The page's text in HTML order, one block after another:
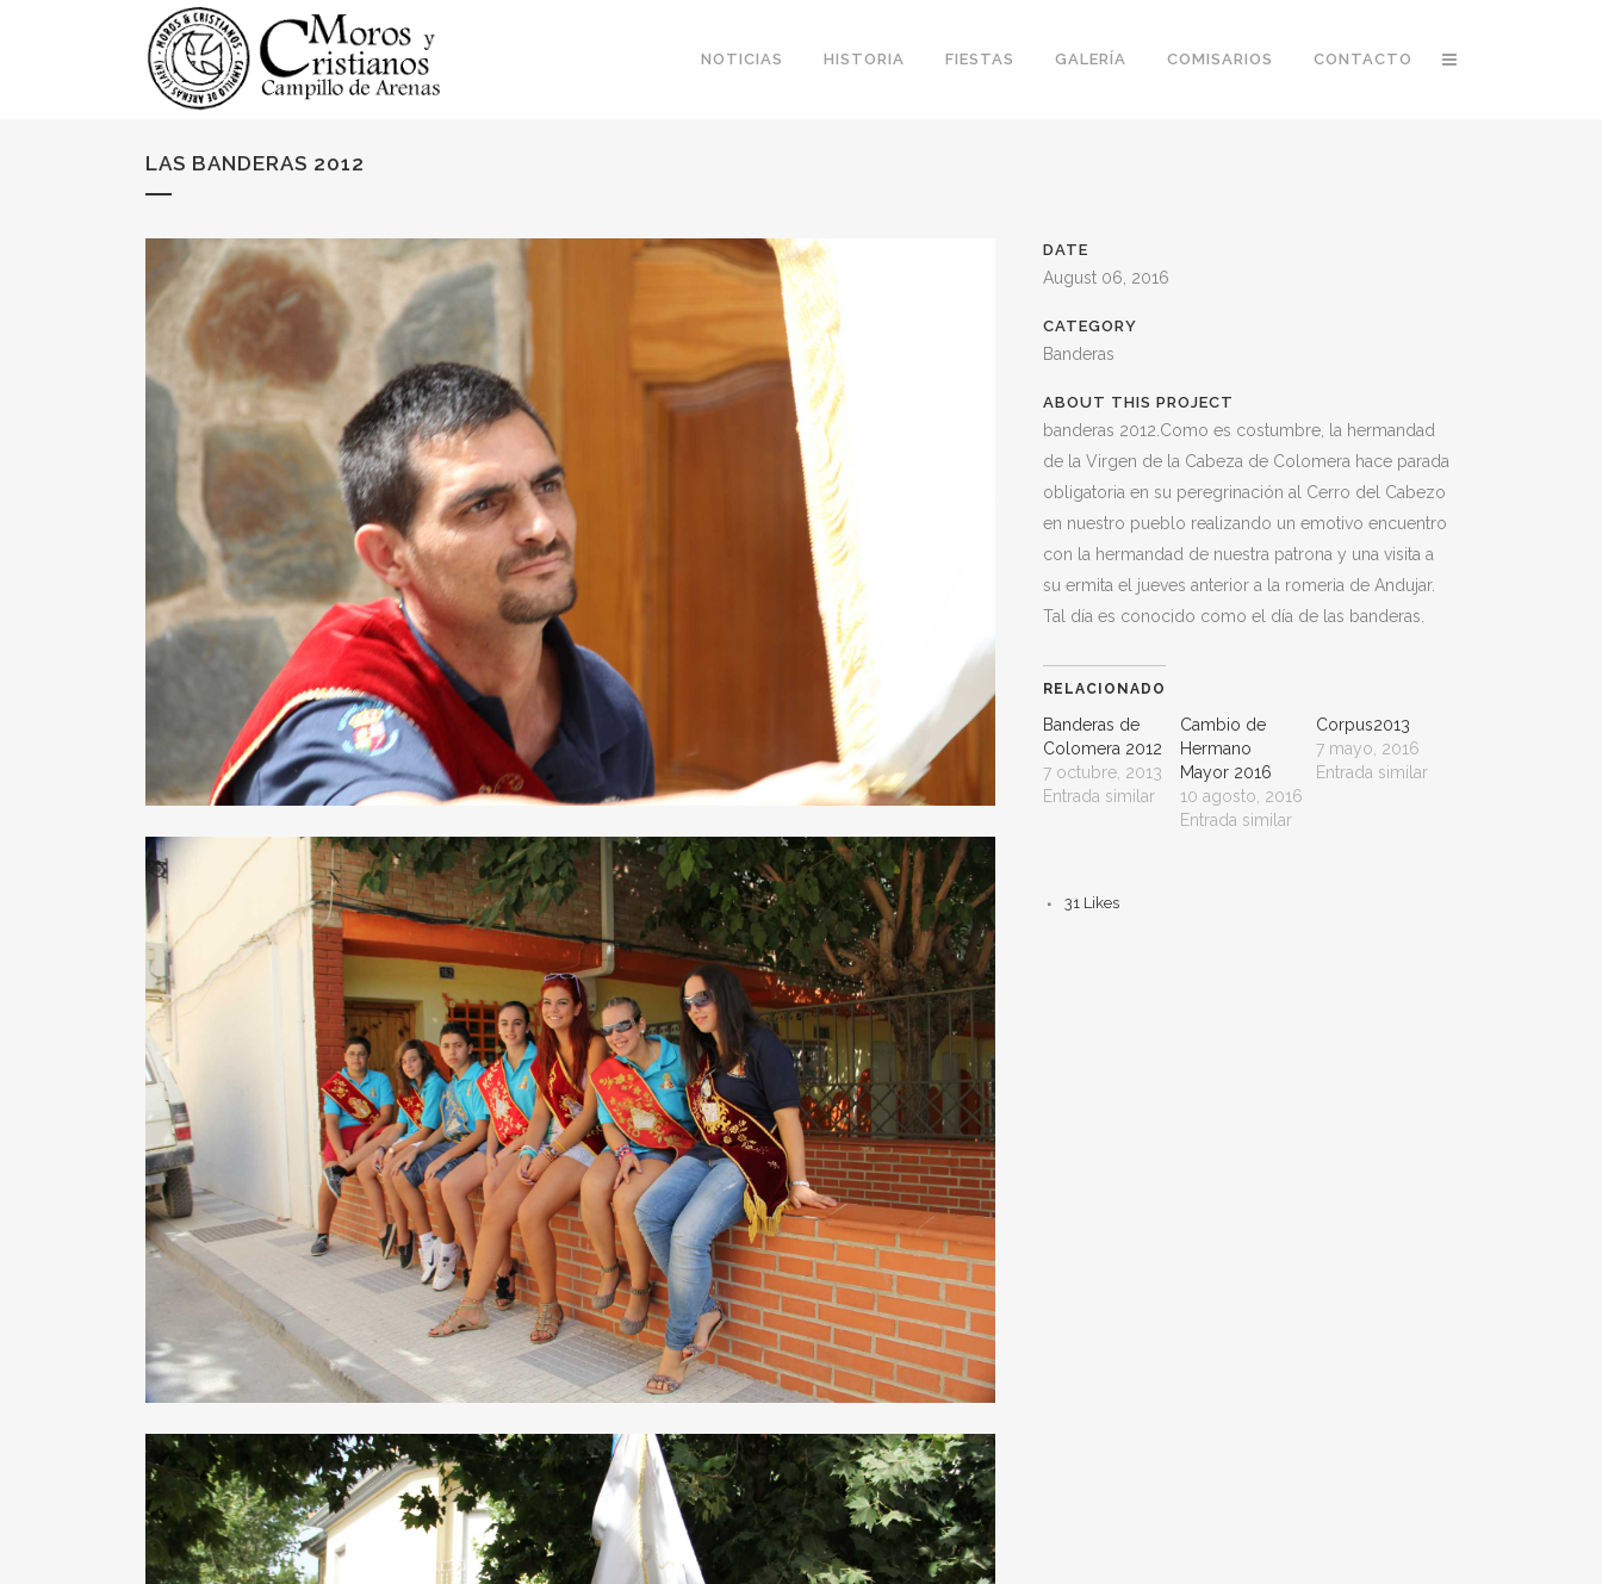
NOTICIAS HISTORIA FIESTAS GALERÍA COMISARIOS CONTACTO
LAS BANDERAS 2012
DATE
August 06, 2016
CATEGORY
Banderas
ABOUT THIS PROJECT
banderas 2012.Como es costumbre, la hermandad
de la Virgen de la Cabeza de Colomera hace parada
obligatoria en su peregrinación al Cerro del Cabezo
en nuestro pueblo realizando un emotivo encuentro
con la hermandad de nuestra patrona y una visita a
su ermita el jueves anterior a la romeria de Andujar.
Tal día es conocido como el día de las banderas.
RELACIONADO
Banderas de
Colomera 2012
7 octubre, 2013
Entrada similar
Cambio de
Hermano
Mayor 2016
10 agosto, 2016
Entrada similar
Corpus2013
7 mayo, 2016
Entrada similar
31 Likes